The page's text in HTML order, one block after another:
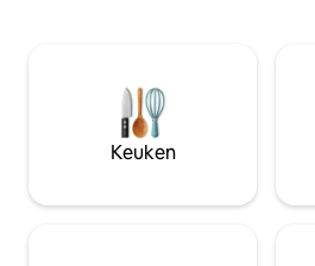
prime video 's of YouTube. Volledig
functionele keuken met
uitchecken en uitchecken op het
Keuken